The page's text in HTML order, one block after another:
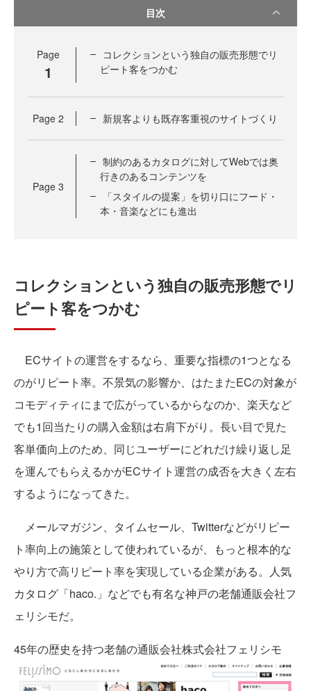
目次
Page
1
コレクションという独自の販売形態でリ
ピート客をつかむ
Page 2 新規客よりも既存客重視のサイトづくり
Page 3
制約のあるカタログに対してWebでは奥
行きのあるコンテンツを
「スタイルの提案」を切り口にフード・
本・音楽などにも進出
コレクションという独自の販売形態でリ
ピート客をつかむ
ECサイトの運営をするなら、重要な指標の1つとなる
のがリピート率。不景気の影響か、はたまたECの対象が
コモディティにまで広がっているからなのか、楽天など
でも1回当たりの購入金額は右肩下がり。長い目で見た
客単価向上のため、同じユーザーにどれだけ繰り返し足
を運んでもらえるかがECサイト運営の成否を大きく左右
するようになってきた。
メールマガジン、タイムセール、Twitterなどがリピー
ト率向上の施策として使われているが、もっと根本的な
やり方で高リピート率を実現している企業がある。人気
カタログ「haco.」などでも有名な神戸の老舗通販会社フ
ェリシモだ。
45年の歴史を持つ老舗の通販会社株式会社フェリシモ